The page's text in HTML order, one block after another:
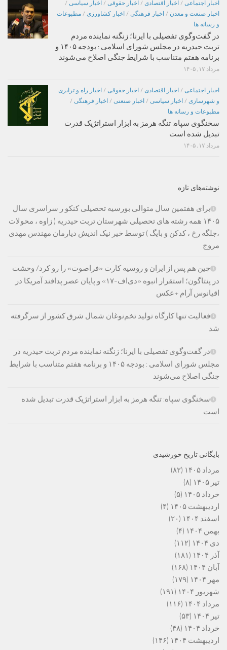
اخبار اجتماعی / اخبار اقتصادی / اخبار حقوقی / اخبار سیاسی /
اخبار صنعت و معدن / اخبار فرهنگی / اخبار کشاورزی / مطبوعات
و رسانه ها
در گفت‌وگوی تفصیلی با ایرنا؛ زنگنه نماینده مردم
تربت حیدریه در مجلس شورای اسلامی : بودجه ۱۴۰۵ و
برنامه هفتم متناسب با شرایط جنگی اصلاح می‌شوند
مرداد ۱۷, ۱۴۰۵
اخبار اجتماعی / اخبار اقتصادی / اخبار حقوقی / اخبار راه و ترابری
و شهرسازی / اخبار سیاسی / اخبار صنعتی / اخبار فرهنگی /
مطبوعات و رسانه ها
سخنگوی سپاه: تنگه هرمز به ابزار استراتژیک قدرت
تبدیل شده است
مرداد ۱۷, ۱۴۰۵
نوشته‌های تازه
برای هفتمین سال متوالی بورسیه تحصیلی کنکو ر سراسری سال
۱۴۰۵ همه رشته های تحصیلی شهرستان تربت حیدریه ( زاوه ، محولات
،جلگه رخ ، کدکن و بایگ ) توسط خیر نیک اندیش دیارمان مهندس مهدی
مروج
چین هم پس از ایران و روسیه کارت «فراصوت» را رو کرد/ وحشت
در پنتاگون؛ استقرار انبوه «دی‌اف‑۱۷» و پایان عصر پدافند آمریکا در
اقیانوس آرام +عکس
فعالیت تنها کارگاه تولید تخم‌نوغان شمال شرق کشور از سرگرفته
شد
در گفت‌وگوی تفصیلی با ایرنا؛ زنگنه نماینده مردم تربت حیدریه در
مجلس شورای اسلامی : بودجه ۱۴۰۵ و برنامه هفتم متناسب با شرایط
جنگی اصلاح می‌شوند
سخنگوی سپاه: تنگه هرمز به ابزار استراتژیک قدرت تبدیل شده
است
بایگانی تاریخ خورشیدی
مرداد ۱۴۰۵
(۸۲)
تیر ۱۴۰۵
(۸)
خرداد ۱۴۰۵
(۵)
اردیبهشت ۱۴۰۵
(۴)
اسفند ۱۴۰۴
(۲۰)
بهمن ۱۴۰۴
(۴)
دی ۱۴۰۴
(۱۱۲)
آذر ۱۴۰۴
(۱۸۱)
آبان ۱۴۰۴
(۱۶۸)
مهر ۱۴۰۴
(۱۷۹)
شهریور ۱۴۰۴
(۱۹۱)
مرداد ۱۴۰۴
(۱۱۶)
تیر ۱۴۰۴
(۵۳)
خرداد ۱۴۰۴
(۴۸)
اردیبهشت ۱۴۰۴
(۱۴۶)